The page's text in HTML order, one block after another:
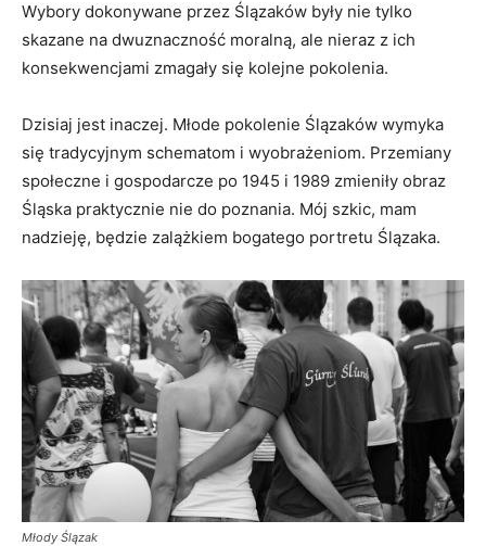
Wybory dokonywane przez Ślązaków były nie tylko
skazane na dwuznaczność moralną, ale nieraz z ich
konsekwencjami zmagały się kolejne pokolenia.
Dzisiaj jest inaczej. Młode pokolenie Ślązaków wymyka
się tradycyjnym schematom i wyobrażeniom. Przemiany
społeczne i gospodarcze po 1945 i 1989 zmieniły obraz
Śląska praktycznie nie do poznania. Mój szkic, mam
nadzieję, będzie zalążkiem bogatego portretu Ślązaka.
Młody Ślązak